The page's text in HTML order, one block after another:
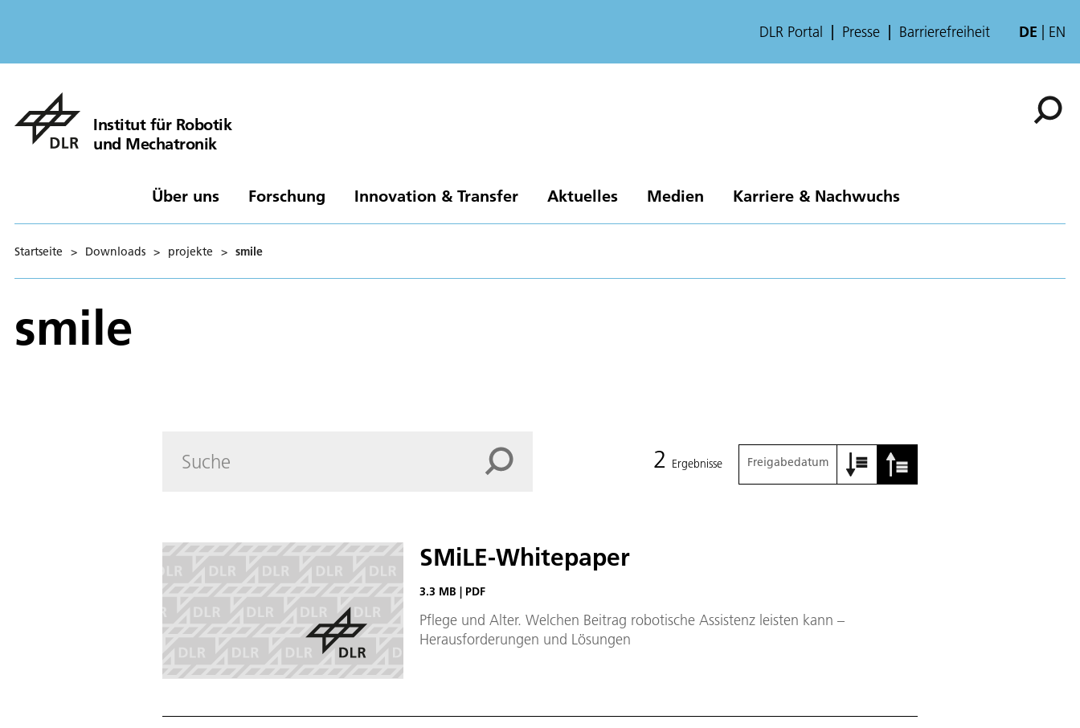
DLR Portal Presse Barrierefreiheit DE EN
Institut für Robotik
und Mechatronik
Über uns Forschung Innovation & Transfer Aktuelles Medien Karriere & Nachwuchs
Startseite > Downloads > projekte > smile
smile
2 Ergebnisse Freigabedatum
SMiLE-Whitepaper
3.3 MB | PDF
Pflege und Alter. Welchen Beitrag robotische Assistenz leisten kann –
Herausforderungen und Lösungen